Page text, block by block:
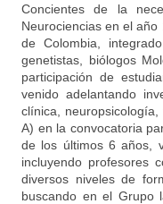
Concientes de la
Neurociencias en el
de Colombia,
genetistas, biólogos
participación de
venido adelantando
clínica,
A) en la convocatoria
de los últimos 6 años,
incluyendo profesores
diversos niveles de
buscando en el Grupo